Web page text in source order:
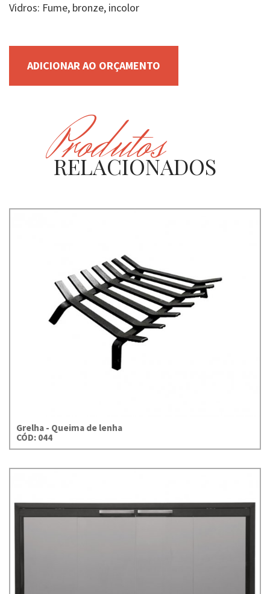
Vidros: Fume, bronze, incolor
ADICIONAR AO ORÇAMENTO
Produtos
RELACIONADOS
Grelha - Queima de lenha
CÓD: 044